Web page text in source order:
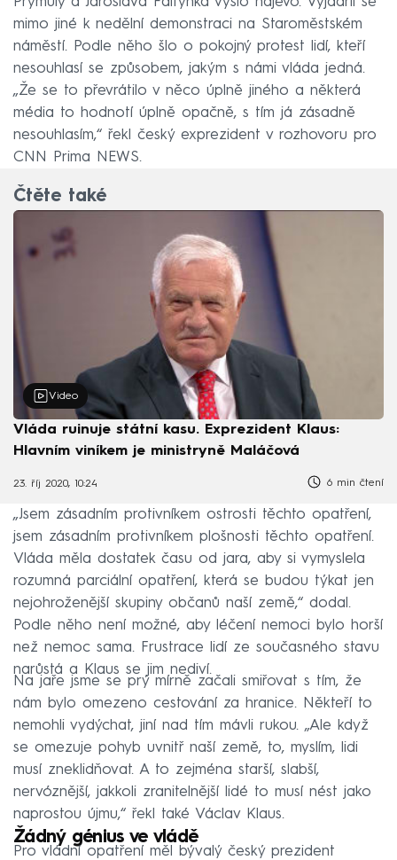
mimo jiné k nedělní demonstraci na Staroměstském
náměstí. Podle něho šlo o pokojný protest lidí, kteří
nesouhlasí se způsobem, jakým s námi vláda jedná.
„Že se to převrátilo v něco úplně jiného a některá
média to hodnotí úplně opačně, s tím já zásadně
nesouhlasím,“ řekl český exprezident v rozhovoru pro
CNN Prima NEWS.
Čtěte také
Video
Vláda ruinuje státní kasu. Exprezident Klaus:
Hlavním viníkem je ministryně Maláčová
23. říj 2020, 10:24 6 min čtení
„Jsem zásadním protivníkem ostrosti těchto opatření,
jsem zásadním protivníkem plošnosti těchto opatření.
Vláda měla dostatek času od jara, aby si vymyslela
rozumná parciální opatření, která se budou týkat jen
nejohroženější skupiny občanů naší země,“ dodal.
Podle něho není možné, aby léčení nemoci bylo horší
než nemoc sama. Frustrace lidí ze současného stavu
narůstá a Klaus se jim nediví.
Na jaře jsme se prý mírně začali smiřovat s tím, že
nám bylo omezeno cestování za hranice. Někteří to
nemohli vydýchat, jiní nad tím mávli rukou. „Ale když
se omezuje pohyb uvnitř naší země, to, myslím, lidi
musí zneklidňovat. A to zejména starší, slabší,
nervóznější, jakkoli zranitelnější lidé to musí nést jako
naprostou újmu,“ řekl také Václav Klaus.
Žádný génius ve vládě
Pro vládní opatření měl bývalý český prezident